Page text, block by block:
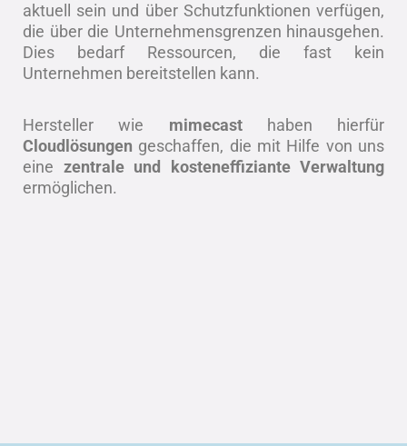
aktuell sein und über Schutzfunktionen verfügen,
die über die Unternehmensgrenzen hinausgehen.
Dies bedarf Ressourcen, die fast kein
Unternehmen bereitstellen kann.
Hersteller wie mimecast
haben hierfür
Cloudlösungen geschaffen, die mit Hilfe von uns
eine zentrale und kosteneffiziante Verwaltung
ermöglichen.